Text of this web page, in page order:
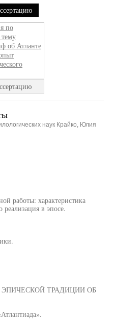
наук Крайко, Юлия
работы: характеристика
в эпосе.
ТРАДИЦИИ ОБ